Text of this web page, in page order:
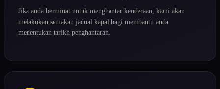
Jika anda berminat untuk menghantar kenderaan, kami akan
melakukan semakan jadual kapal bagi membantu anda
menentukan tarikh penghantaran.